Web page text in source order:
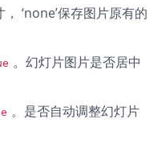
‘none’保存图片原有的
。幻灯片图片是否居中
。是否自动调整幻灯片